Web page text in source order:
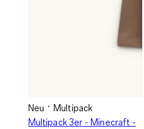
Neu
Multipack
Multipack 3er - Minecraft -